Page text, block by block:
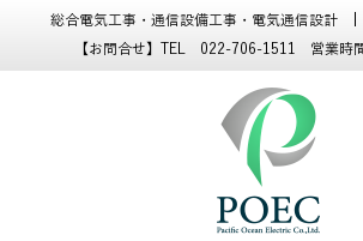
総合電気工事・通信設備工事・電気通信設計 |
【お問合せ】TEL 022-706-1511 営業時